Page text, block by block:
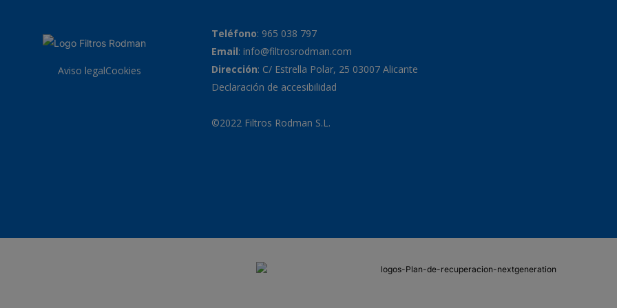
Aviso legalCookies
Teléfono: 965 038 797
Email: info@filtrosrodman.com
Dirección: C/ Estrella Polar, 25 03007 Alicante
Declaración de accesibilidad
©2022 Filtros Rodman S.L.